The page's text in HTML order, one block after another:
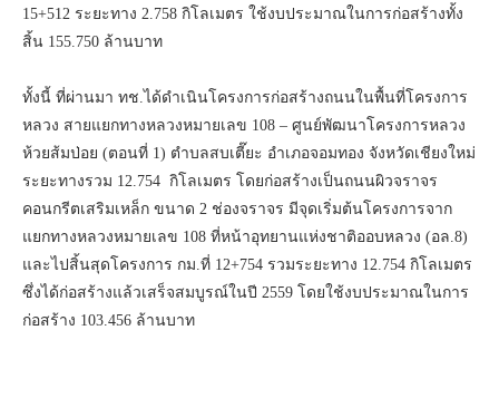
15+512 ระยะทาง 2.758 กิโลเมตร ใช้งบประมาณในการก่อสร้างทั้ง
สิ้น 155.750 ล้านบาท
ทั้งนี้ ที่ผ่านมา ทช.ได้ดำเนินโครงการก่อสร้างถนนในพื้นที่โครงการ
หลวง สายแยกทางหลวงหมายเลข 108 – ศูนย์พัฒนาโครงการหลวง
ห้วยส้มป่อย (ตอนที่ 1) ตำบลสบเตี๊ยะ อำเภอจอมทอง จังหวัดเชียงใหม่
ระยะทางรวม 12.754 กิโลเมตร โดยก่อสร้างเป็นถนนผิวจราจร
คอนกรีตเสริมเหล็ก ขนาด 2 ช่องจราจร มีจุดเริ่มต้นโครงการจาก
แยกทางหลวงหมายเลข 108 ที่หน้าอุทยานแห่งชาติออบหลวง (อล.8)
และไปสิ้นสุดโครงการ กม.ที่ 12+754 รวมระยะทาง 12.754 กิโลเมตร
ซึ่งได้ก่อสร้างแล้วเสร็จสมบูรณ์ในปี 2559 โดยใช้งบประมาณในการ
ก่อสร้าง 103.456 ล้านบาท